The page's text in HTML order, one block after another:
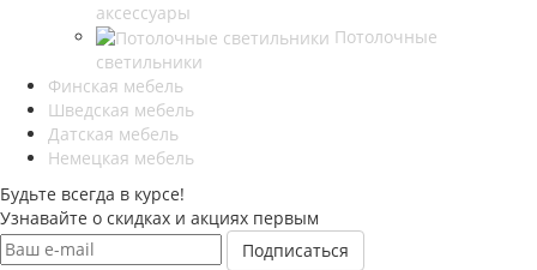
аксессуары
Потолочные
светильники
Финская мебель
Шведская мебель
Датская мебель
Немецкая мебель
Будьте всегда в курсе!
Узнавайте о скидках и акциях первым